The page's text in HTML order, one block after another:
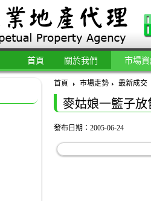
首頁 關於我們 市場
首頁 市場走勢 最新成交
麥姑娘一籃子放
發布日期：2005-06-24